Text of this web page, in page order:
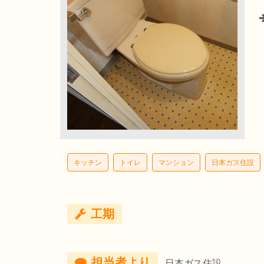
キッチン トイレ マンション 日本ガス住設
工期